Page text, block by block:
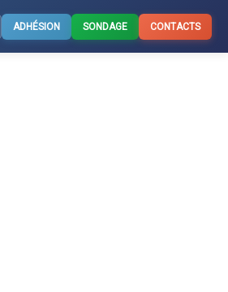
ADHÉSION SONDAGE CONTACTS